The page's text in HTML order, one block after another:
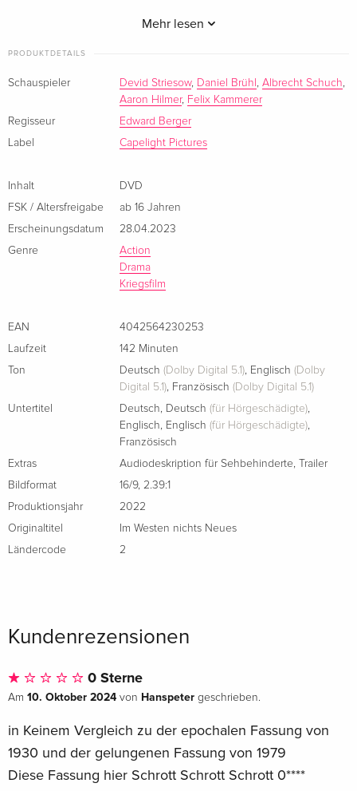
Mehr lesen
basiert auf der berühmten gleichnamigen Buchvorlage von
PRODUKTDETAILS
Schauspieler Devid Striesow, Daniel Brühl , Albrecht Schuch,
Aaron Hilmer, Felix Kammerer
Regisseur
Edward Berger
Label
Capelight Pictures
Inhalt
DVD
FSK / Altersfreigabe
ab 16 Jahren
Erscheinungsdatum
28.04.2023
Genre
Action
Drama
Kriegsfilm
EAN
4042564230253
Laufzeit
142 Minuten
Ton
Deutsch (Dolby Digital 5.1), Englisch (Dolby
Digital 5.1), Französisch (Dolby Digital 5.1)
Untertitel
Deutsch, Deutsch (für Hörgeschädigte),
Englisch, Englisch (für Hörgeschädigte),
Französisch
Extras
Audiodeskription für Sehbehinderte,
Trailer
Bildformat
16/9, 2.39:1
Produktionsjahr
2022
Originaltitel
Im Westen nichts Neues
Ländercode
2
Kundenrezensionen
0 Sterne
Am 10. Oktober 2024 von Hanspeter geschrieben.
in Keinem Vergleich zu der epochalen Fassung von
1930 und der gelungenen Fassung von 1979
Diese Fassung hier Schrott Schrott Schrott 0****